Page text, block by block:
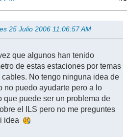
25 Julio 2006 11:06:57 AM
que algunos han tenido
de estas estaciones por temas
No tengo ninguna idea de
no puedo ayudarte pero a lo
que puede ser un problema de
el ILS pero no me preguntes
idea